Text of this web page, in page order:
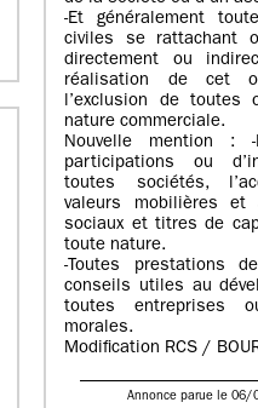
-Et généralement
civiles se rattachant
directement ou
réalisation de cet
l’exclusion de toutes
nature commerciale.
Nouvelle mention :
participations ou
toutes sociétés,
valeurs mobilières et
sociaux et titres de
toute nature.
-Toutes prestations
conseils utiles au
toutes entreprises
morales.
Modification RCS /
Annonce parue le 06/